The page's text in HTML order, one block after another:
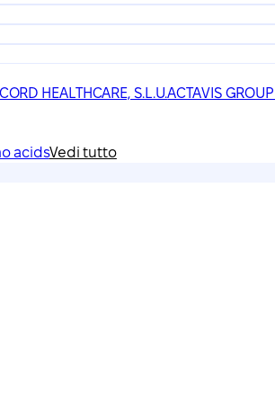
HEALTHCARE, S.L.U.ACTAVIS
acidsVedi tutto